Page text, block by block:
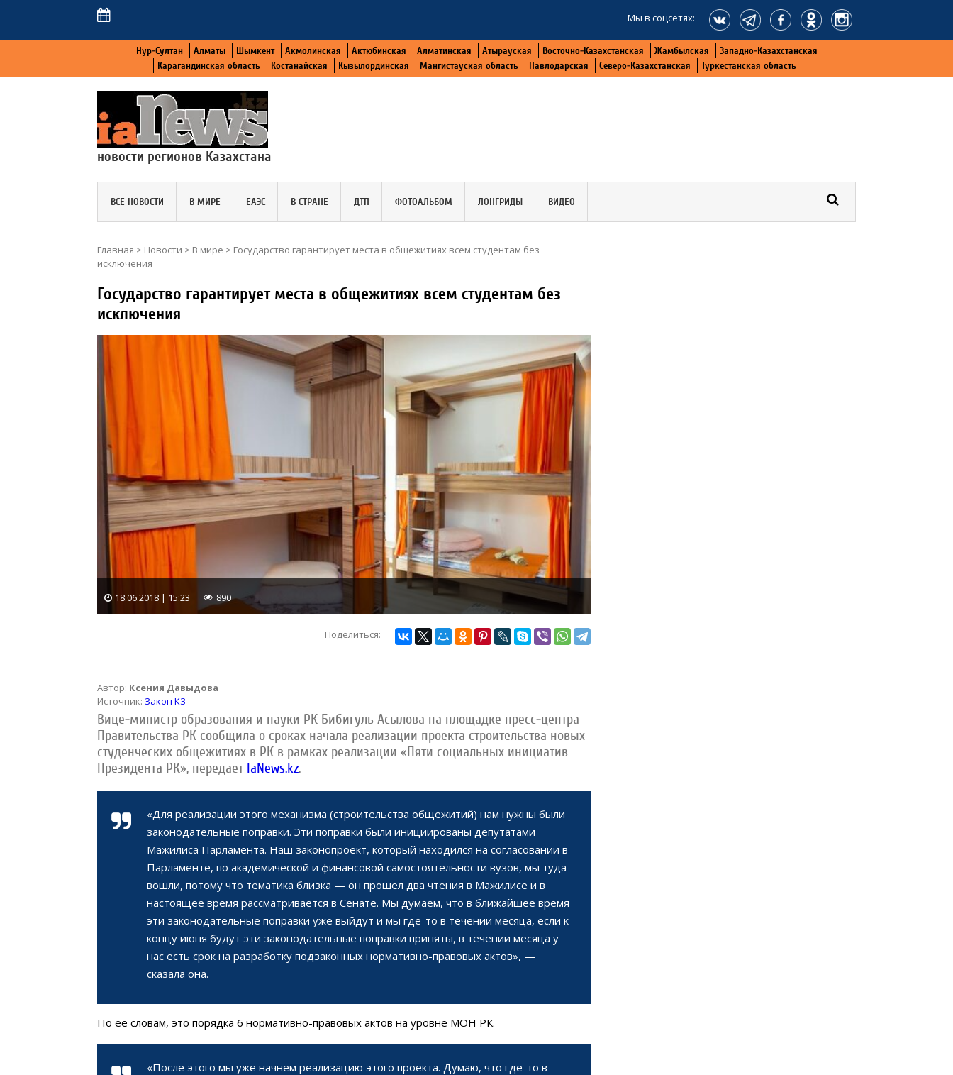
Мы в соцсетях:
Нур-Султан Алматы Шымкент Акмолинская Актюбинская Алматинская Атырауская Восточно-Казахстанская Жамбылская
Западно-Казахстанская
Карагандинская область
Костанайская Кызылординская Мангистауская область Павлодарская Северо-Казахстанская Туркестанская область
новости регионов Казахстана
ВСЕ НОВОСТИ В МИРЕ ЕАЭС В СТРАНЕ ДТП ФОТОАЛЬБОМ ЛОНГРИДЫ ВИДЕО
Главная > Новости > В мире > Государство гарантирует места в общежитиях всем студентам без
исключения
Государство гарантирует места в общежитиях всем студентам без
исключения
18.06.2018 | 15:23 890
Поделиться:
Автор: Ксения Давыдова
Источник: Закон КЗ
Вице-министр образования и науки РК Бибигуль Асылова на площадке пресс-центра
Правительства РК сообщила о сроках начала реализации проекта строительства новых
студенческих общежитиях в РК в рамках реализации «Пяти социальных инициатив
Президента РК», передает IaNews.kz.
«Для реализации этого механизма (строительства общежитий) нам нужны были
законодательные поправки. Эти поправки были инициированы депутатами
Мажилиса Парламента. Наш законопроект, который находился на согласовании в
Парламенте, по академической и финансовой самостоятельности вузов, мы туда
вошли, потому что тематика близка — он прошел два чтения в Мажилисе и в
настоящее время рассматривается в Сенате. Мы думаем, что в ближайшее время
эти законодательные поправки уже выйдут и мы где-то в течении месяца, если к
концу июня будут эти законодательные поправки приняты, в течении месяца у
нас есть срок на разработку подзаконных нормативно-правовых актов», —
сказала она.
По ее словам, это порядка 6 нормативно-правовых актов на уровне МОН РК.
«После этого мы уже начнем реализацию этого проекта. Думаю, что где-то в